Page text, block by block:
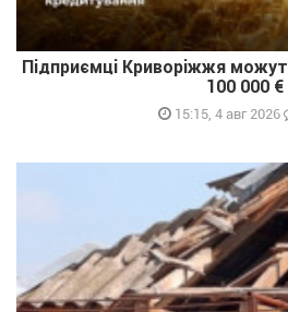
Підприємці Криворіжжя
100 000 €
15:15, 4 авг 2026